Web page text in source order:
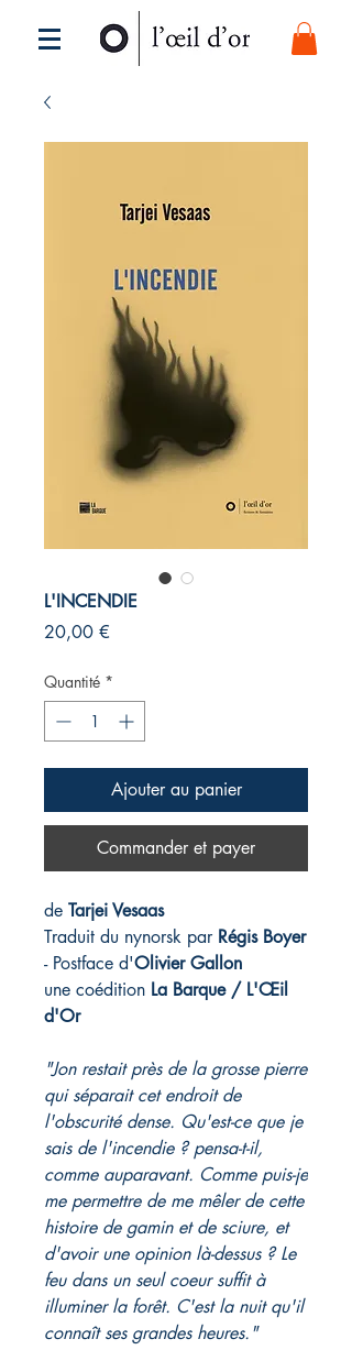
L'INCENDIE
20,00 €
Quantité *
Ajouter au panier
Commander et payer
de Tarjei Vesaas
Traduit du nynorsk par Régis Boyer
- Postface d'Olivier Gallon
une coédition La Barque / L'Œil
d'Or
"Jon restait près de la grosse pierre
qui séparait cet endroit de
l'obscurité dense. Qu'est-ce que je
sais de l'incendie ? pensa-t-il,
comme auparavant. Comme puis-je
me permettre de me mêler de cette
histoire de gamin et de sciure, et
d'avoir une opinion là-dessus ? Le
feu dans un seul coeur suffit à
illuminer la forêt. C'est la nuit qu'il
connaît ses grandes heures."